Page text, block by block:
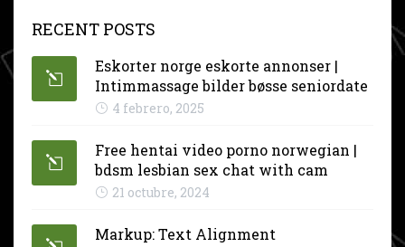
RECENT POSTS
Eskorter norge eskorte annonser |
Intimmassage bilder bøsse seniordate
4 febrero, 2025
Free hentai video porno norwegian |
bdsm lesbian sex chat with cam
21 octubre, 2024
Markup: Text Alignment